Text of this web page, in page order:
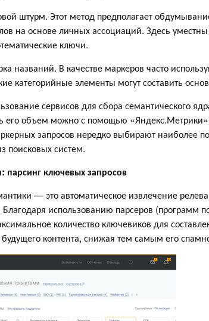
Этот метод предполагает обдумывание
на основе личных ассоциаций. Здесь
ключи.
В качестве маркеров часто
категорийные элементы могут составить
сервисов для сбора семантического
его объем можно с помощью
запросов нередко выбирают наиболее
поисковых систем.
парсинг ключевых запросов
— это автоматическое извлечение
Благодаря использованию парсеров (программ
количество ключевиков для
контента, снижая тем самым его